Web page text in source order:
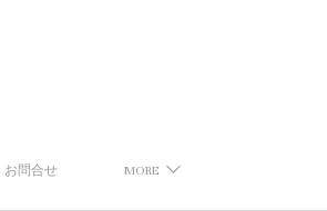
お問合せ MORE